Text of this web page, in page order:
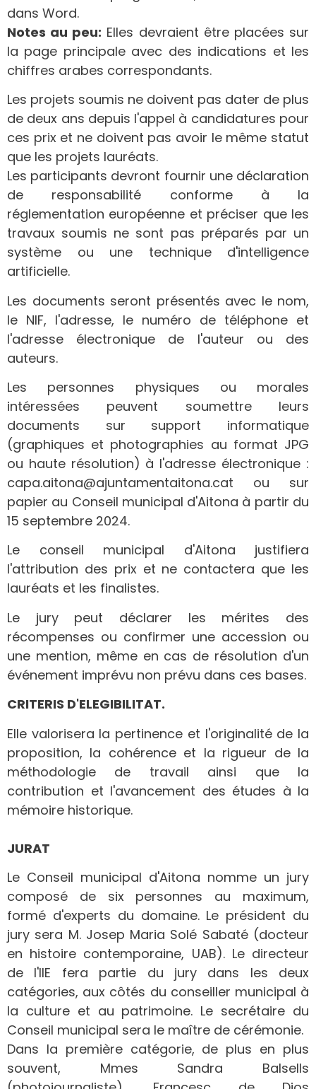
dans Word.
Notes au peu: Elles devraient être placées sur
la page principale avec des indications et les
chiffres arabes correspondants.
Les projets soumis ne doivent pas dater de plus
de deux ans depuis l'appel à candidatures pour
ces prix et ne doivent pas avoir le même statut
que les projets lauréats.
Les participants devront fournir une déclaration
de responsabilité conforme à la
réglementation européenne et préciser que les
travaux soumis ne sont pas préparés par un
système ou une technique d'intelligence
artificielle.
Les documents seront présentés avec le nom,
le NIF, l'adresse, le numéro de téléphone et
l'adresse électronique de l'auteur ou des
auteurs.
Les personnes physiques ou morales
intéressées peuvent soumettre leurs
documents sur support informatique
(graphiques et photographies au format JPG
ou haute résolution) à l'adresse électronique :
capa.aitona@ajuntamentaitona.cat ou sur
papier au Conseil municipal d'Aitona à partir du
15 septembre 2024.
Le conseil municipal d'Aitona justifiera
l'attribution des prix et ne contactera que les
lauréats et les finalistes.
Le jury peut déclarer les mérites des
récompenses ou confirmer une accession ou
une mention, même en cas de résolution d'un
événement imprévu non prévu dans ces bases.
CRITERIS D'ELEGIBILITAT.
Elle valorisera la pertinence et l'originalité de la
proposition, la cohérence et la rigueur de la
méthodologie de travail ainsi que la
contribution et l'avancement des études à la
mémoire historique.
JURAT
Le Conseil municipal d'Aitona nomme un jury
composé de six personnes au maximum,
formé d'experts du domaine. Le président du
jury sera M. Josep Maria Solé Sabaté (docteur
en histoire contemporaine, UAB). Le directeur
de l'IIE fera partie du jury dans les deux
catégories, aux côtés du conseiller municipal à
la culture et au patrimoine. Le secrétaire du
Conseil municipal sera le maître de cérémonie.
Dans la première catégorie, de plus en plus
souvent, Mmes Sandra Balsells